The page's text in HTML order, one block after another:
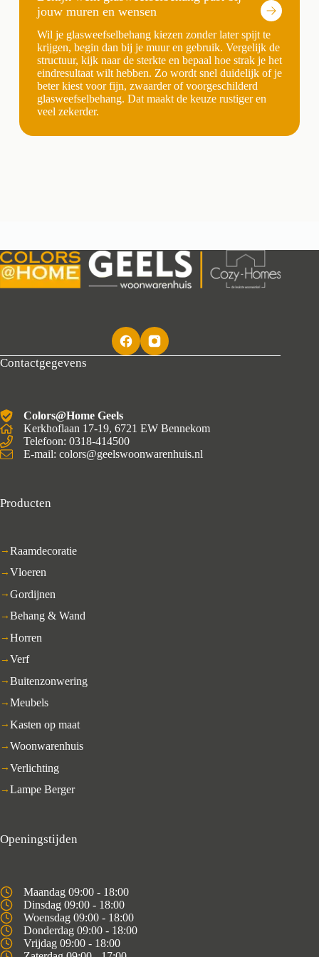
jouw muren en wensen
Wil je glasweefselbehang kiezen zonder later spijt te
krijgen, begin dan bij je muur en gebruik. Vergelijk de
structuur, kijk naar de sterkte en bepaal hoe strak je het
eindresultaat wilt hebben. Zo wordt snel duidelijk of je
beter kiest voor fijn, zwaarder of voorgeschilderd
glasweefselbehang. Dat maakt de keuze rustiger en
veel zekerder.
Contactgegevens
Colors@Home Geels
Kerkhoflaan 17-19, 6721 EW Bennekom
Telefoon: 0318-414500
E-mail: colors@geelswoonwarenhuis.nl
Producten
Raamdecoratie
Vloeren
Gordijnen
Behang & Wand
Horren
Verf
Buitenzonwering
Meubels
Kasten op maat
Woonwarenhuis
Verlichting
Lampe Berger
Openingstijden
Maandag 09:00 - 18:00
Dinsdag 09:00 - 18:00
Woensdag 09:00 - 18:00
Donderdag 09:00 - 18:00
Vrijdag 09:00 - 18:00